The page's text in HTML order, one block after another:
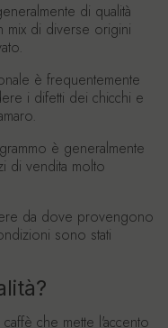
di qualità
mix di diverse origini
è frequentemente
i difetti dei chicchi e
è generalmente
di vendita molto
da dove provengono
sono stati
che mette l'accento